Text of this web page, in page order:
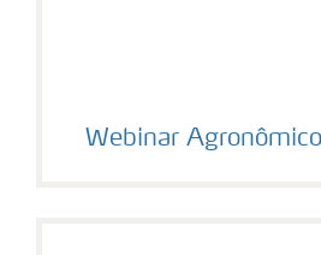
Webinar